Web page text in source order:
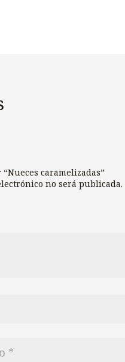
caramelizadas”
no será publicada.